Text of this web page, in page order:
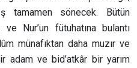
tamamen sönecek. Bütün
ve Nur’un fütuhatına bulantı
münafıktan daha muzır ve
adam ve bid’atkâr bir yarım